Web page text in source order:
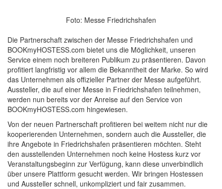
Foto: Messe Friedrichshafen
Die Partnerschaft zwischen der Messe Friedrichshafen und
BOOKmyHOSTESS.com bietet uns die Möglichkeit, unseren
Service einem noch breiteren Publikum zu präsentieren. Davon
profitiert langfristig vor allem die Bekanntheit der Marke. So wird
das Unternehmen als offizieller Partner der Messe aufgeführt.
Aussteller, die auf einer Messe in Friedrichshafen teilnehmen,
werden nun bereits vor der Anreise auf den Service von
BOOKmyHOSTESS.com hingewiesen.
Von der neuen Partnerschaft profitieren bei weitem nicht nur die
kooperierenden Unternehmen, sondern auch die Aussteller, die
ihre Angebote in Friedrichshafen präsentieren möchten. Steht
den ausstellenden Unternehmen noch keine Hostess kurz vor
Veranstaltungsbeginn zur Verfügung, kann diese unverbindlich
über unsere Plattform gesucht werden. Wir bringen Hostessen
und Aussteller schnell, unkompliziert und fair zusammen.